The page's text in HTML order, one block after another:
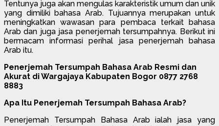
Tentunya juga akan mengulas karakteristik umum dan unik
yang dimiliki bahasa Arab. Tujuannya merupakan untuk
meningkatkan wawasan para pembaca terkait bahasa
Arab dan juga jasa penerjemah tersumpahnya. Berikut ini
bermacam informasi perihal jasa penerjemah bahasa
Arab itu.
Penerjemah Tersumpah Bahasa Arab Resmi dan
Akurat di Wargajaya Kabupaten Bogor 0877 2768
8883
Apa Itu Penerjemah Tersumpah Bahasa Arab?
Penerjemah Tersumpah Bahasa Arab ialah jasa yang